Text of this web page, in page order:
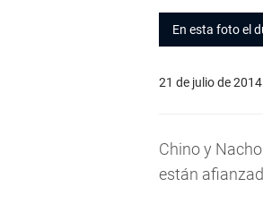
En esta foto el
21 de julio de 2014
Chino y
están